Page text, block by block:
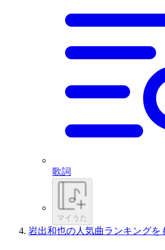
歌詞
マイうた
岩出和也の人気曲ランキングを